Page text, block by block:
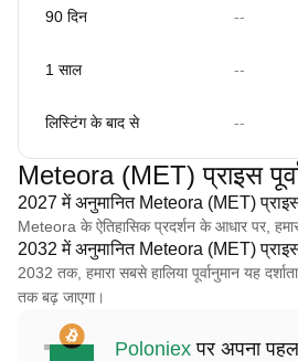
90 दिन --
1 साल --
लिस्टिंग के बाद से --
Meteora (MET) प्राइस
2027 में अनुमानित Meteora (MET)
Meteora के ऐतिहासिक प्रदर्शन के आधार पर,
2032 में अनुमानित Meteora (MET)
2032 तक, हमारा सबसे हालिया पूर्वानुमान यह
तक बढ़ जाएगा।
Poloniex पर अपना